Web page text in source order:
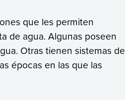
que les permiten
de agua. Algunas poseen
Otras tienen sistemas de
épocas en las que las